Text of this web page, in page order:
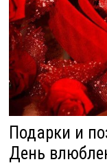
Подарки и
День